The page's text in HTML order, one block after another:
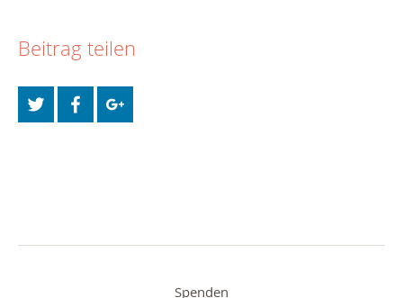
Beitrag teilen
Spenden